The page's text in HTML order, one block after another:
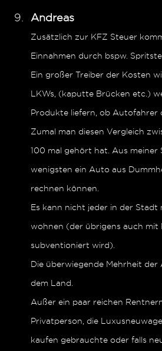
Andreas
Zusätzlich zur KFZ Steuer
Einnahmen durch bspw.
Ein großer Treiber der Kosten
LKWs, (kaputte Brücken etc.)
Produkte liefern, ob Autofahrer
Zumal man diesen Vergleich
100 mal gehört hat. Aus meiner
wenigsten ein Auto aus
rechnen können.
Es kann nicht jeder in der Stadt
wohnen (der übrigens auch mit
subventioniert wird).
Die überwiegende Mehrheit
dem Land.
Außer ein paar reichen
Privatperson, die
kaufen gebrauchte oder falls